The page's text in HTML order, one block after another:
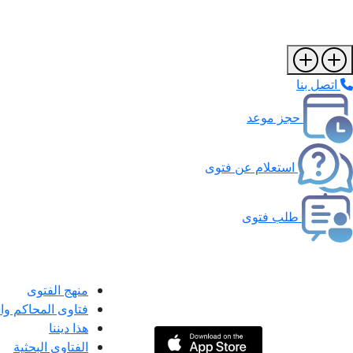
اتصل بنا
حجز موعد
استعلام عن فتوى
طلب فتوى
منهج الفتوى
فتاوى المحاكم
هذا ديننا
الفتاوى البحثية